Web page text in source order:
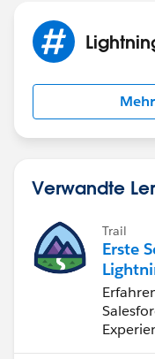
Verwandte
Trail
Erste